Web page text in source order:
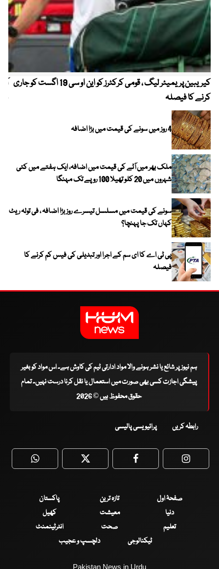
کیریبین پریمیئر لیگ ، قومی کرکٹرز کو این او سی 19 اگست کو جاری
کرنے کا فیصلہ
4 روز میں سونے کی قیمت میں بڑا اضافہ
ملک بھر میں آٹے کی قیمت میں اضافہ، ایک ہفتے میں کئی
شہروں میں 20 کلو تھیلا 100 روپے تک مہنگا
سونے کی قیمت میں مسلسل تیسرے روز بڑا اضافہ ، فی تولہ ریٹ
کہاں تک جا پہنچا؟
پی ٹی اے کا ای سم کے اجرا اور تبدیلی کی فیس کم کرنے کا
فیصلہ
ہم نیوز پر شائع یا نشر ہونے والا مواد ادارتی ٹیم کی کاوش ہے۔ اس مواد کو بغیر
پیشگی اجازت کسی بھی صورت میں استعمال یا نقل کرنا درست نہیں۔ تمام
حقوق محفوظ ہیں © 2026
رابطہ کریں پرائیویسی پالیسی
WhatsApp Twitter Facebook
صفحۂ اول تازہ ترین
پاکستان
دنیا
معیشت
کھیل
تعلیم
صحت
انٹرٹینمنٹ
ٹیکنالوجی
دلچسپ و عجیب
Pakistan News in Urdu